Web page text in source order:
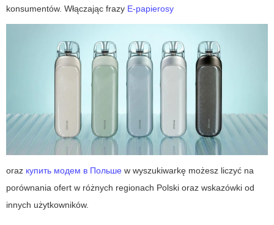
konsumentów. Włączając frazy E-papierosy
oraz купить модем в Польше w wyszukiwarkę możesz liczyć na
porównania ofert w różnych regionach Polski oraz wskazówki od
innych użytkowników.